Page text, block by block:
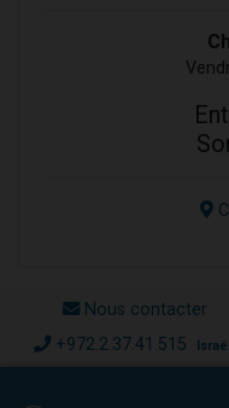
Nous contacter
+972.2.37.41.515 Israël